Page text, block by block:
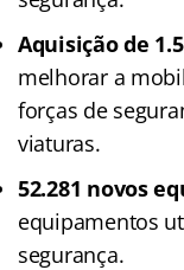
Aquisição de
melhorar a
forças de
viaturas.
52.281 novos
equipamentos
segurança.